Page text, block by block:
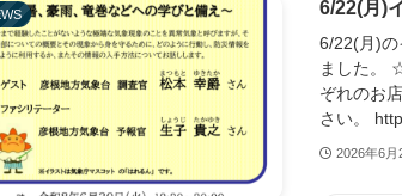
6/22(月)
6/22(月)の
ました。
ぞれのお
さい。
2026年6月